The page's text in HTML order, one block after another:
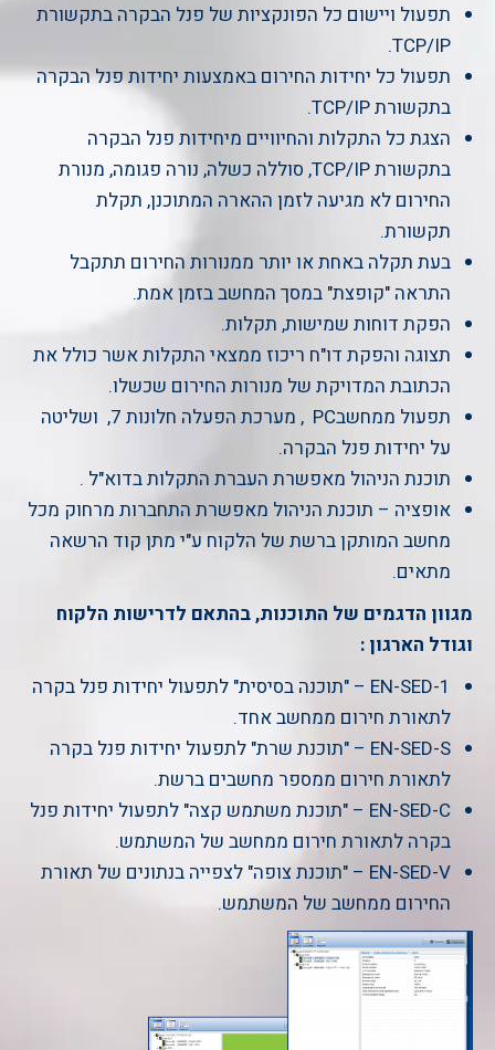
תפעול ויישום כל הפונקציות של פנל הבקרה בתקשורת
TCP/IP.
תפעול כל יחידות החירום באמצעות יחידות פנל הבקרה
בתקשורת TCP/IP.
הצגת כל התקלות והחיוויים מיחידות פנל הבקרה
בתקשורת TCP/IP, סוללה כשלה, נורה פגומה, מנורת
החירום לא מגיעה לזמן ההארה המתוכנן, תקלת
תקשורת.
בעת תקלה באחת או יותר ממנורות החירום תתקבל
התראה "קופצת" במסך המחשב בזמן אמת.
הפקת דוחות שמישות, תקלות.
תצוגה והפקת דו"ח ריכוז ממצאי התקלות אשר כולל את
הכתובת המדויקת של מנורות החירום שכשלו.
תפעול ממחשבPC , מערכת הפעלה חלונות 7, ושליטה
על יחידות פנל הבקרה.
תוכנת הניהול מאפשרת העברת התקלות בדוא"ל .
אופציה – תוכנת הניהול מאפשרת התחברות מרחוק מכל
מחשב המותקן ברשת של הלקוח ע"י מתן קוד הרשאה
מתאים.
מגוון הדגמים של התוכנות, בהתאם לדרישות הלקוח
וגודל הארגון :
EN-SED-1 – "תוכנה בסיסית" לתפעול יחידות פנל בקרה
לתאורת חירום ממחשב אחד.
EN-SED-S – "תוכנת שרת" לתפעול יחידות פנל בקרה
לתאורת חירום ממספר מחשבים ברשת.
EN-SED-C – "תוכנת משתמש קצה" לתפעול יחידות פנל
בקרה לתאורת חירום ממחשב של המשתמש.
EN-SED-V – "תוכנת צופה" לצפייה בנתונים של תאורת
החירום ממחשב של המשתמש.